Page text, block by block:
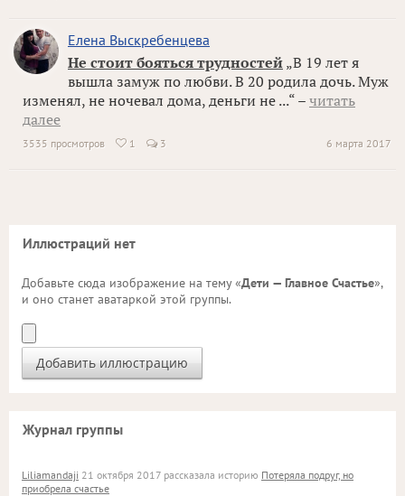
Елена Выскребенцева
Не стоит бояться трудностей „В 19 лет я
вышла замуж по любви. В 20 родила дочь. Муж
изменял, не ночевал дома, деньги не ...“ – читать
далее
6 марта 2017
3535 просмотров  1 3
Иллюстраций нет
Добавьте сюда изображение на тему «Дети — Главное Счастье»,
и оно станет аватаркой этой группы.
Журнал группы
Liliamandaji 21 октября 2017 рассказала историю Потеряла подруг, но
приобрела счастье